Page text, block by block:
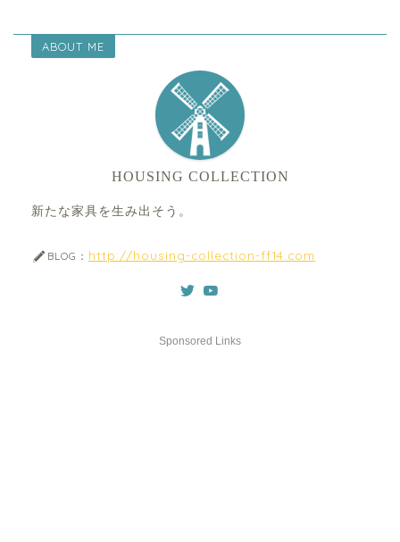
ABOUT ME
HOUSING COLLECTION
新たな家具を生み出そう。
BLOG： http://housing-collection-ff14.com
Sponsored Links